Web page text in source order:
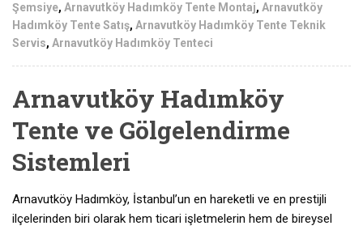
Şemsiye, Arnavutköy Hadımköy Tente Montaj, Arnavutköy
Hadımköy Tente Satış, Arnavutköy Hadımköy Tente Teknik
Servis, Arnavutköy Hadımköy Tenteci
Arnavutköy Hadımköy
Tente ve Gölgelendirme
Sistemleri
Arnavutköy Hadımköy, İstanbul’un en hareketli ve en prestijli
ilçelerinden biri olarak hem ticari işletmelerin hem de bireysel